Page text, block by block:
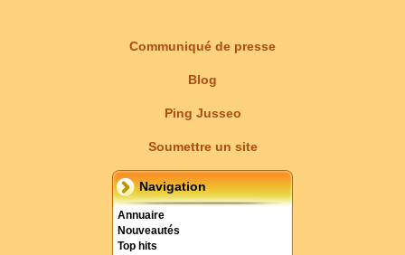
Communiqué de presse
Blog
Ping Jusseo
Soumettre un site
Navigation
Annuaire
Nouveautés
Top hits